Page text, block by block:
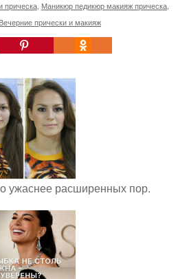
прическа Маникюр педикюр макияж прическа
Вечерние прически и макияж
ужаснее расширенных пор.